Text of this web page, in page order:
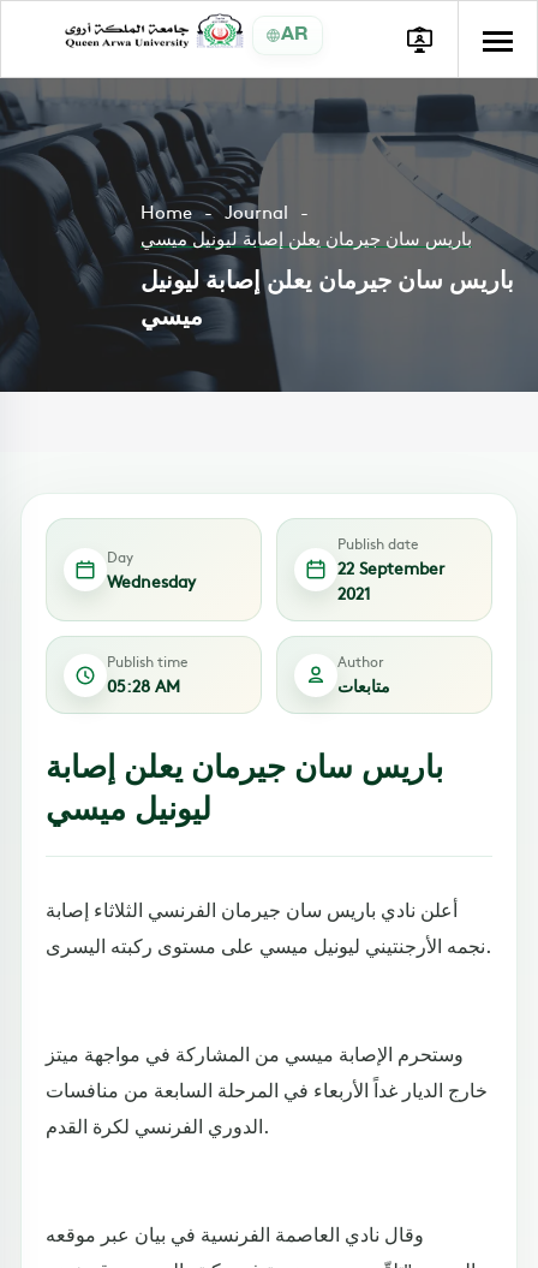
AR
Home
Journal
باريس سان جيرمان يعلن إصابة ليونيل ميسي
باريس سان جيرمان يعلن إصابة ليونيل
ميسي
Day
Wednesday
Publish date
22 September
2021
Publish time
05:28 AM
Author
متابعات
باريس سان جيرمان يعلن إصابة
ليونيل ميسي
أعلن نادي باريس سان جيرمان الفرنسي الثلاثاء إصابة
نجمه الأرجنتيني ليونيل ميسي على مستوى ركبته اليسرى.
وستحرم الإصابة ميسي من المشاركة في مواجهة ميتز
خارج الديار غداً الأربعاء في المرحلة السابعة من منافسات
الدوري الفرنسي لكرة القدم.
وقال نادي العاصمة الفرنسية في بيان عبر موقعه